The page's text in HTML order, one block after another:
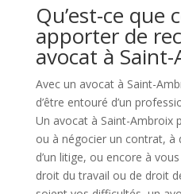
Qu’est-ce que
apporter de
avocat à
Avec un avocat à Saint-
d’être entouré d’un
Un avocat à Saint-Ambroix
ou à négocier un contrat, à
d’un litige, ou encore à
droit du travail ou de droit